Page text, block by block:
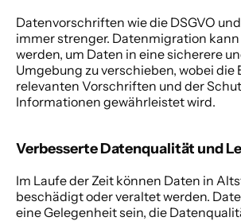
Datenvorschriften wie die DSGVO
immer strenger. Datenmigration
werden, um Daten in eine sicherere
Umgebung zu verschieben, wobei die
relevanten Vorschriften und der
Informationen gewährleistet wird.
Verbesserte Datenqualität und
Im Laufe der Zeit können Daten in
beschädigt oder veraltet werden.
eine Gelegenheit sein, die